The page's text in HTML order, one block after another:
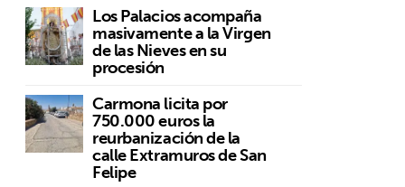
Los Palacios acompaña
masivamente a la Virgen
de las Nieves en su
procesión
Carmona licita por
750.000 euros la
reurbanización de la
calle Extramuros de San
Felipe